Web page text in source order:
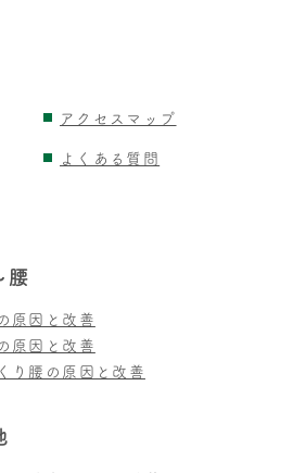
アクセスマップ
よくある質問
腰
原因と改善
原因と改善
り腰の原因と改善